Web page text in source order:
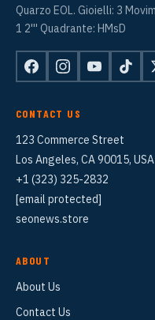
Quarzo EOL. Gioielli: 3
1 2''' Quadrante: HMsD
CONTACT US
123 Commerce Street
Los Angeles, CA 90015, USA
+1 (323) 325-2832
[email protected]
seonews.store
ABOUT
About Us
Contact Us